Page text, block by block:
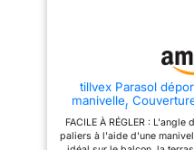
profondeur x hauteur) - 300 x
disponibles - Beige, Vert , Gris,
Kaki, Rouge REMARQUE - Avant
d'utiliser le produit, veuillez lire
attentivement les instructions du
manuel. La fonction principale
tillvex Parasol
manivelle,
avec Pied |
Jardin | Parasol à
FACILE À RÉGLER :
paliers à l'aide d'une